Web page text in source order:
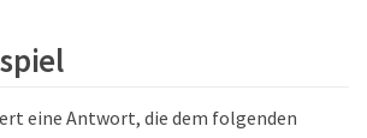
eine Antwort, die dem folgenden